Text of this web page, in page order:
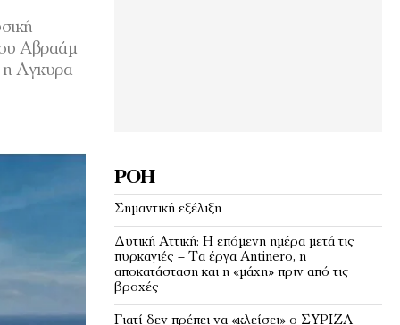
Αβραάµ
η Αγκυρα
ΡΟΉ
Σημαντική εξέλιξη
Δυτική Αττική: Η επόμενη ημέρα μετά τις
πυρκαγιές – Τα έργα Antinero, η
αποκατάσταση και η «μάχη» πριν από τις
βροχές
Γιατί δεν πρέπει να «κλείσει» ο ΣΥΡΙΖΑ